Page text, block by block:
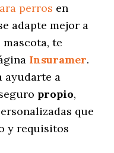
perros en
adapte mejor a
te
Insuramer.
ayudarte a
propio,
que
y requisitos